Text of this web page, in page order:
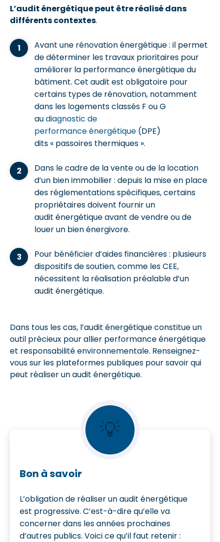
L’audit énergétique peut être réalisé dans
différents contextes.
Avant une rénovation énergétique : il permet
de déterminer les travaux prioritaires pour
améliorer la performance énergétique du
bâtiment. Cet audit est obligatoire pour
certains types de rénovation, notamment
dans les logements classés F ou G
audiagnostic de
performance énergétique (DPE)
dits « passoires thermiques ».
Dans le cadre de la vente ou de la location
d’un bien immobilier : depuis la mise en place
des réglementations spécifiques, certains
propriétaires doivent fournir un
audit énergétique avant de vendre ou de
louer un bien énergivore.
Pour bénéficier d’aides financières : plusieurs
dispositifs de soutien, comme les CEE,
nécessitent la réalisation préalable d’un
audit énergétique.
Dans tous les cas, l’audit énergétique constitue un
outil précieux pour allier performance énergétique
et responsabilité environnementale. Renseignez-
vous sur les plateformes publiques pour savoir qui
peut réaliser un audit énergétique.
💡
Bon à savoir
L’obligation de réaliser un audit énergétique
est progressive. C’est-à-dire qu’elle va
concerner dans les années prochaines
d’autres publics. Voici ce qu’il faut retenir :